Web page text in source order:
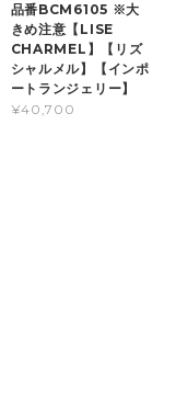
品番BCM6105 ※大
きめ注意【LISE
CHARMEL】【リズ
シャルメル】【インポ
ートランジェリー】
¥40,700